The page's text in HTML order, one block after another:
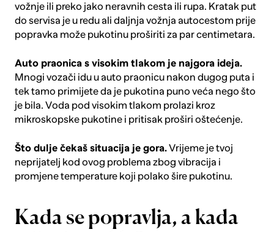
vožnje ili preko jako neravnih cesta ili rupa. Kratak put
do servisa je u redu ali daljnja vožnja autocestom prije
popravka može pukotinu proširiti za par centimetara.
Auto praonica s visokim tlakom je najgora ideja.
Mnogi vozači idu u auto praonicu nakon dugog puta i
tek tamo primijete da je pukotina puno veća nego što
je bila. Voda pod visokim tlakom prolazi kroz
mikroskopske pukotine i pritisak proširi oštećenje.
Što dulje čekaš situacija je gora.Vrijeme je tvoj
neprijatelj kod ovog problema zbog vibracija i
promjene temperature koji polako šire pukotinu.
Kada se popravlja, a kada